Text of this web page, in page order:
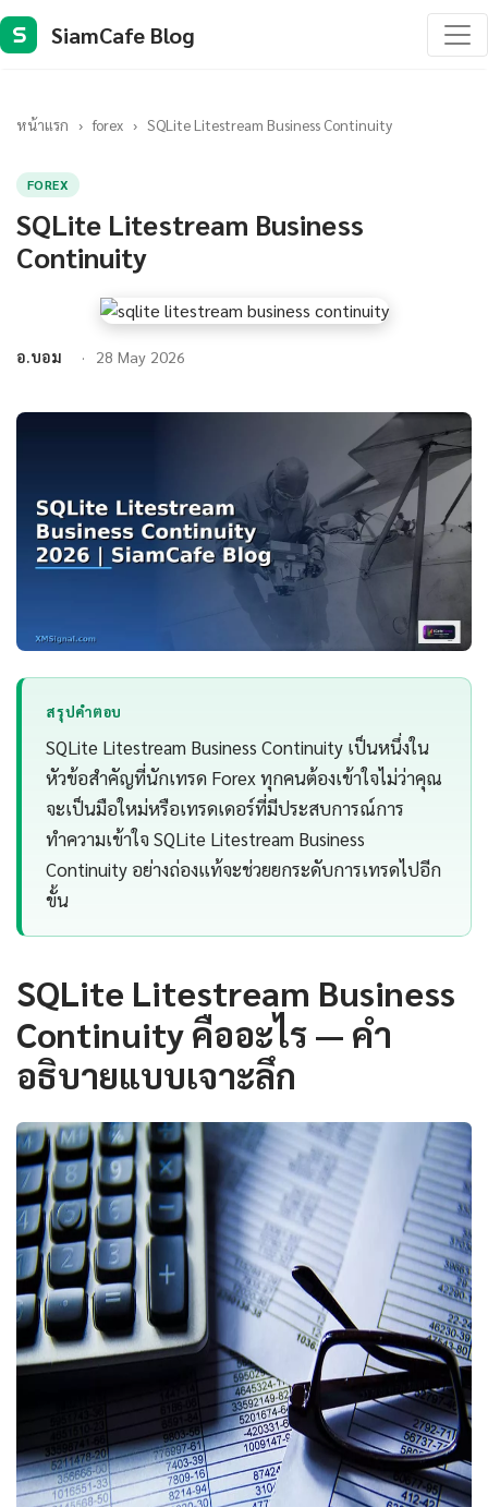
S SiamCafe Blog
หน้าแรก › forex › SQLite Litestream Business Continuity
FOREX
SQLite Litestream Business
Continuity
อ.บอม 28 May 2026
สรุปคำตอบ
SQLite Litestream Business Continuity เป็นหนึ่งใน
หัวข้อสำคัญที่นักเทรด Forex ทุกคนต้องเข้าใจไม่ว่าคุณ
จะเป็นมือใหม่หรือเทรดเดอร์ที่มีประสบการณ์การ
ทำความเข้าใจ SQLite Litestream Business
Continuity อย่างถ่องแท้จะช่วยยกระดับการเทรดไปอีก
ขั้น
SQLite Litestream Business
Continuity คืออะไร — คำ
อธิบายแบบเจาะลึก